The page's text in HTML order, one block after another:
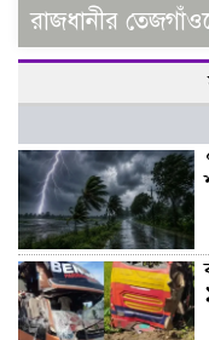
রাজধানীর